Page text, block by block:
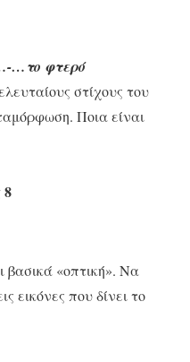
…το φτερό
στίχους του
Ποια είναι
βασικά «οπτική». Να
εικόνες που δίνει το